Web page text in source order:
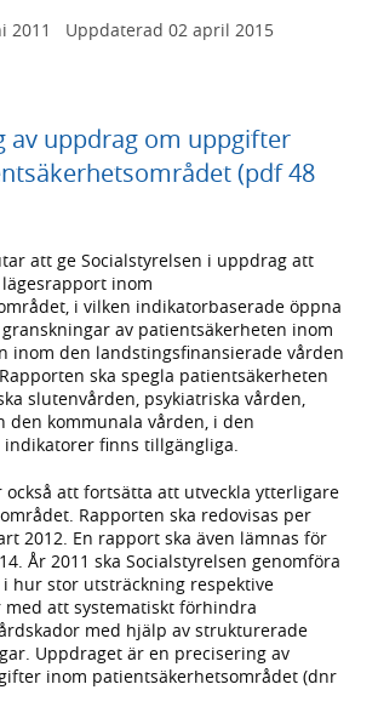
2011 Uppdaterad 02 april 2015
av uppdrag om uppgifter
(pdf 48
att ge Socialstyrelsen i uppdrag att
inom
i vilken indikatorbaserade öppna
av patientsäkerheten inom
inom den landstingsfinansierade vården
ska spegla patientsäkerheten
slutenvården, psykiatriska vården,
den kommunala vården, i den
finns tillgängliga.
att fortsätta att utveckla ytterligare
Rapporten ska redovisas per
2012. En rapport ska även lämnas för
År 2011 ska Socialstyrelsen genomföra
hur stor utsträckning respektive
att systematiskt förhindra
med hjälp av strukturerade
Uppdraget är en precisering av
inom patientsäkerhetsområdet (dnr